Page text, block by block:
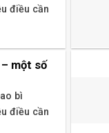
điều cần
một số
bì
điều cần